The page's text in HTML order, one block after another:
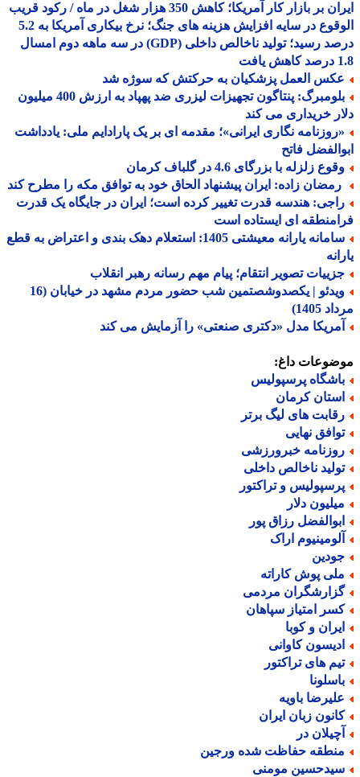
ایران بر بازار کار آمریکا؛ کاهش 350 هزار شغل در ماه / رکود قریب
الوقوع در سایه افزایش هزینه های جنگ؛ نرخ بیکاری آمریکا به 5.2
درصد رسید؛ تولید ناخالص داخلی (GDP) در سه ماهه دوم امسال
العمل پزشکیان به حرکتش که سوژه شد
بلومبرگ: پنتاگون تجهیزات لیزری ضد پهپاد به ارزش 400 میلیون
خریداری می کند
نگاری ایرانی»؛ مقدمه ای بر یک پارادایم ملی: یادداشت
فاتح
زلزله با بزرگای 4.6 در گلباف کرمان
زاده: ایران پیشنهاد الحاق خود به توافق مکه را مطرح کند
هندسه قدرت تغییر کرده است؛ ایران در جایگاه یک قدرت
ای ایستاده است
سامانه یارانه معیشتی 1405: استعلام دهک بندی و اعتراض به قطع
تصویر انتقام؛ پیام مهم رسانه رهبر انقلاب
ویدئو | یکصدوشصتمین شب حضور مردم مشهد در خیابان (16
1405)
مدل «دکتری صنعتی» را آزمایش می کند
داغ:
پرسپولیس
کرمان
های لیگ برتر
نهایی
خبرورزشی
ناخالص داخلی
و تراکتور
دلار
رزاق پور
اراک
پوش کاراته
مردمی
امتیاز سپاهان
و کوبا
کاوانی
های تراکتور
باویه
زبان ایران
در
حفاظت شده ورجین
مومنی